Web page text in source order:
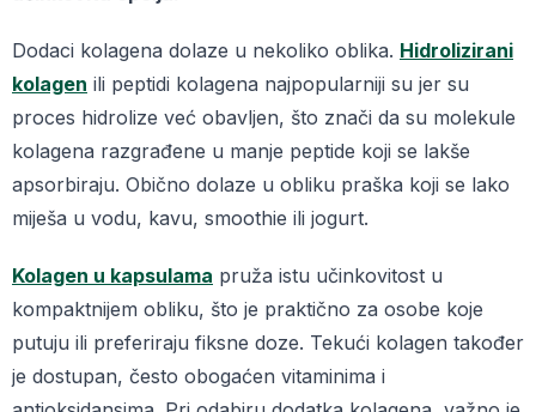
Dodaci kolagena dolaze u nekoliko oblika. Hidrolizirani
kolagen ili peptidi kolagena najpopularniji su jer su
proces hidrolize već obavljen, što znači da su molekule
kolagena razgrađene u manje peptide koji se lakše
apsorbiraju. Obično dolaze u obliku praška koji se lako
miješa u vodu, kavu, smoothie ili jogurt.
Kolagen u kapsulama pruža istu učinkovitost u
kompaktnijem obliku, što je praktično za osobe koje
putuju ili preferiraju fiksne doze. Tekući kolagen također
je dostupan, često obogaćen vitaminima i